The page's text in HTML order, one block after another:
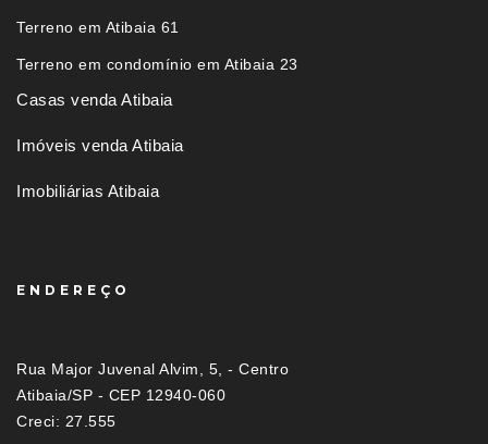
Terreno em Atibaia 61
Terreno em condomínio em Atibaia 23
Casas venda Atibaia
Imóveis venda Atibaia
Imobiliárias Atibaia
ENDEREÇO
Rua Major Juvenal Alvim, 5, - Centro
Atibaia/SP - CEP 12940-060
Creci: 27.555